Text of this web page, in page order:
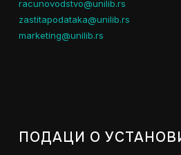
racunovodstvo@unilib.rs
zastitapodataka@unilib.rs
marketing@unilib.rs
ПОДАЦИ О